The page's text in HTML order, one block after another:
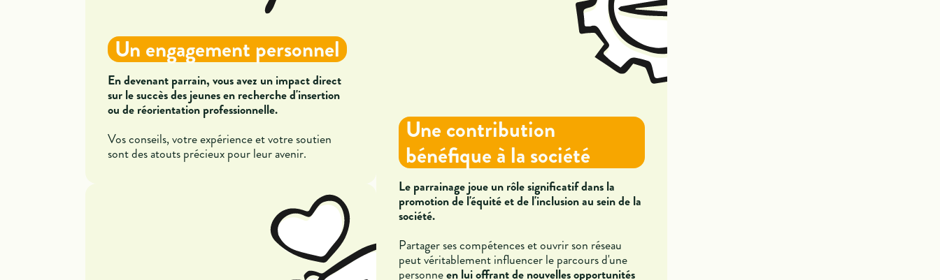
Une contribution
bénéfique à la société
Le parrainage joue un rôle significatif dans la
promotion de l'équité et de l'inclusion au sein de la
société.
Partager ses compétences et ouvrir son réseau
peut véritablement influencer le parcours d'une
personneen lui offrant de nouvelles opportunités
Un engagement personnel
En devenant parrain, vous avez un impact direct
sur le succès des jeunes en recherche d'insertion
ou de réorientation professionnelle.
Vos conseils, votre expérience et votre soutien
sont des atouts précieux pour leur avenir.